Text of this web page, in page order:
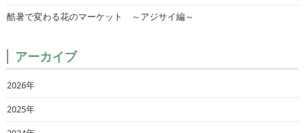
酷暑で変わる花のマーケット ～アジサイ編～
アーカイブ
2026年
2025年